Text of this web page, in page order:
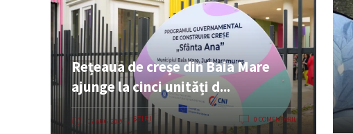
Rețeaua de creșe din Baia Mare
ajunge la cinci unități d...
07 AUG. 2026 ȘTIRI 0 COMENTARII